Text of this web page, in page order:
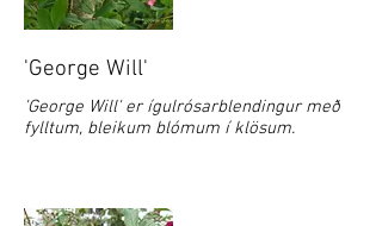
'George Will'
'George Will' er ígulrósarblendingur með
fylltum, bleikum blómum í klösum.